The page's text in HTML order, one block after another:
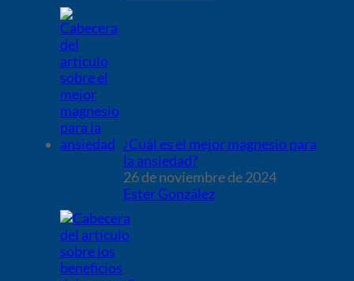
¿Cuál es el mejor magnesio para
la ansiedad?
26 de noviembre de 2024
Ester González